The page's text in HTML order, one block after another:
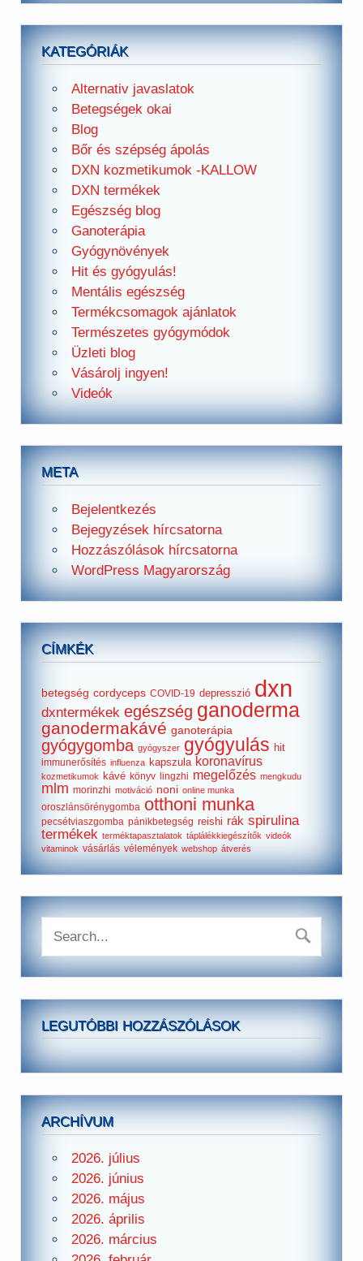
KATEGÓRIÁK
Alternativ javaslatok
Betegségek okai
Blog
Bőr és szépség ápolás
DXN kozmetikumok -KALLOW
DXN termékek
Egészség blog
Ganoterápia
Gyógynövények
Hit és gyógyulás!
Mentális egészség
Termékcsomagok ajánlatok
Természetes gyógymódok
Üzleti blog
Vásárolj ingyen!
Videók
META
Bejelentkezés
Bejegyzések hírcsatorna
Hozzászólások hírcsatorna
WordPress Magyarország
CÍMKÉK
betegség cordyceps COVID-19 depresszió dxn
dxntermékek egészség ganoderma
ganodermakávé ganoterápia
gyógygomba gyógyszer gyógyulás hit
immunerősítés influenza kapszula koronavírus
kozmetikumok kávé könyv lingzhi megelőzés mengkudu
mlm morinzhi motiváció noni online munka
oroszlánsörénygomba otthoni munka
pecsétviaszgomba pánikbetegség reishi rák spirulina
termékek terméktapasztalatok táplálékkiegészítők videók
vitaminok vásárlás vélemények webshop átverés
LEGUTÓBBI HOZZÁSZÓLÁSOK
ARCHÍVUM
2026. július
2026. június
2026. május
2026. április
2026. március